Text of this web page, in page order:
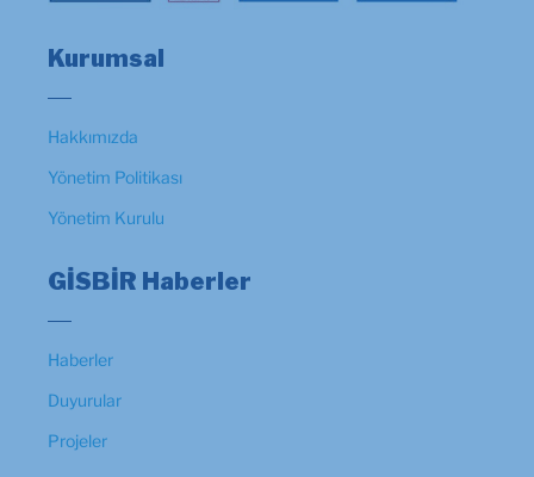
Kurumsal
Hakkımızda
Yönetim Politikası
Yönetim Kurulu
GİSBİR Haberler
Haberler
Duyurular
Projeler